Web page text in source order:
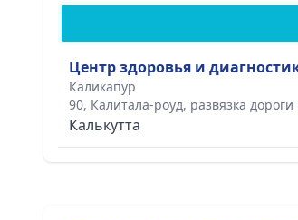
Центр здоровья и
Каликапур
90, Калитала-роуд, развязка
Калькутта